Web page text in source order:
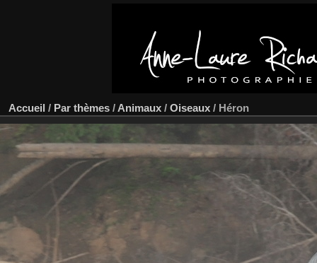
Accueil / Par thèmes / Animaux / Oiseaux / Héron